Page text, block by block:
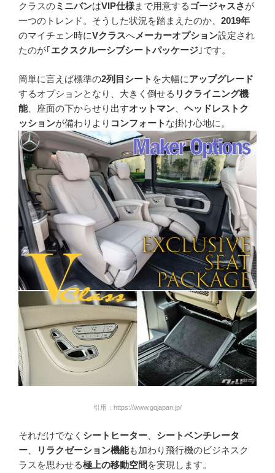
クラスのミニバンはVIP仕様まで用意する ゴージャスさが
一つのトレンド。そうした状況を踏まえたのか、 2019年
のマイチェン時にVクラスへメーカーオプション設定され
たのが｢エクスクルーシブシートパッケージ ｣です。
簡単に言えば標準の2列目シート を大幅にアップグレード
するオプションとなり、大きく倒せる リクライニング機
能、座面の下からせり出すオットマン
ヘッドレストク
ッションが備わりより コンフォート な掛け心地に。
引用：https://www.gqjapan.jp/
それだけでなく シートヒーター
シートベンチレータ
ー
リラクゼーション機能も加わり飛行機のビジネスク
ラスを思わせる極上の移動空間 を実現します。